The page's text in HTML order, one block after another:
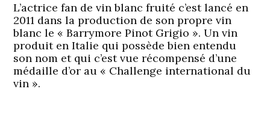
L’actrice fan de vin blanc fruité c’est lancé en
2011 dans la production de son propre vin
blanc le « Barrymore Pinot Grigio ». Un vin
produit en Italie qui possède bien entendu
son nom et qui c’est vue récompensé d’une
médaille d’or au « Challenge international du
vin ».